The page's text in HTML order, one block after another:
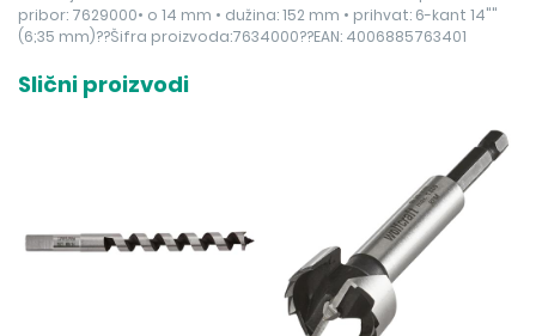
pribor: 7629000• o 14 mm • dužina: 152 mm • prihvat: 6-kant 14""
(6;35 mm)??Šifra proizvoda:7634000??EAN: 4006885763401
Slični proizvodi